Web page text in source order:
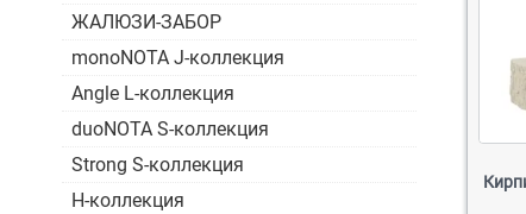
ЖАЛЮЗИ-ЗАБОР
monoNOTA J-коллекция
Angle L-коллекция
duoNOTA S-коллекция
Strong S-коллекция
H-коллекция